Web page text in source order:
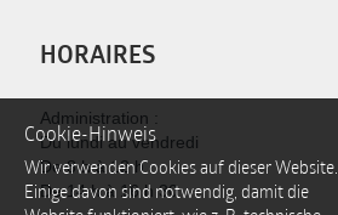
HORAIRES
Administration :
Du lundi au vendredi
De 8 h à 12 h
De 14 h à 16 h 30
Cookie-Hinweis
Wir verwenden Cookies auf dieser Website.
Einige davon sind notwendig, damit die